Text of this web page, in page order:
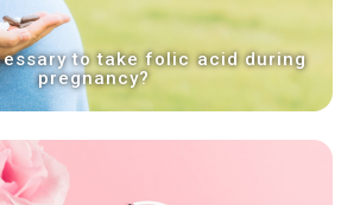
to take folic acid during
pregnancy?